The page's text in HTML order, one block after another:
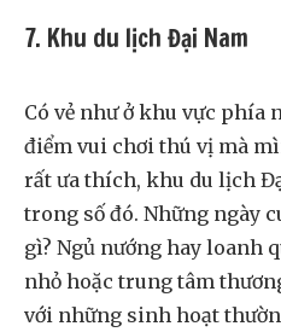
7. Khu du lịch Đại Nam
Có vẻ như ở khu vực phía
điểm vui chơi thú vị mà
rất ưa thích, khu du lịch
trong số đó. Những ngày
gì? Ngủ nướng hay loanh
nhỏ hoặc trung tâm
với những sinh hoạt